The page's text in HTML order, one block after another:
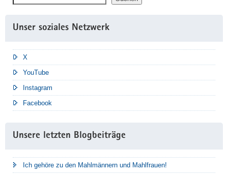
Unser soziales Netzwerk
X
YouTube
Instagram
Facebook
Unsere letzten Blogbeiträge
Ich gehöre zu den Mahlmännern und Mahlfrauen!